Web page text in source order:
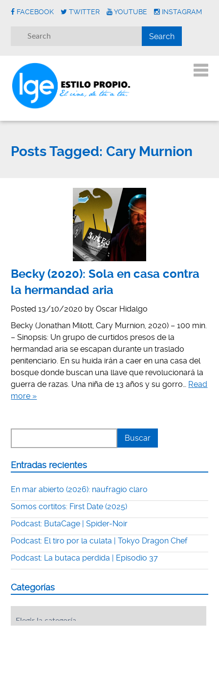
FACEBOOK TWITTER YOUTUBE INSTAGRAM
Posts Tagged: Cary Murnion
Becky (2020): Sola en casa contra
la hermandad aria
Posted13/10/2020 byOscar Hidalgo
Becky (Jonathan Milott, Cary Murnion, 2020) – 100 min.
– Sinopsis: Un grupo de curtidos presos de la
hermandad aria se escapan durante un traslado
penitenciario. En su huida irán a caer en una casa del
bosque donde buscan una llave que revolucionará la
guerra de razas. Una niña de 13 años y su gorro… Read
more »
Entradas recientes
En mar abierto (2026): naufragio claro
Somos cortitos: First Date (2025)
Podcast: ButaCage | Spider-Noir
Podcast: El tiro por la culata | Tokyo Dragon Chef
Podcast: La butaca perdida | Episodio 37
Categorías